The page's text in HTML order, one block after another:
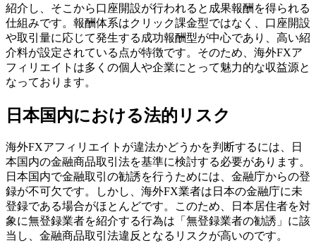
紹介し、そこから口座開設が行われると成果報酬を得られる
仕組みです。報酬体系はクリック課金型ではなく、口座開設
や取引量に応じて発生する成功報酬型が中心であり、高い紹
介料が設定されている点が特徴です。そのため、海外FXア
フィリエイトは多くの個人や企業にとって魅力的な収益源と
なっております。
日本国内における法的リスク
海外FXアフィリエイトが違法かどうかを判断するには、日
本国内の金融商品取引法を基準に検討する必要があります。
日本国内で金融取引の勧誘を行うためには、金融庁からの登
録が不可欠です。しかし、海外FX業者は日本の金融庁に未
登録である場合がほとんどです。このため、日本居住者を対
象に無登録業者を紹介する行為は「無登録業者の勧誘」に該
当し、金融商品取引法違反となるリスクが高いのです。